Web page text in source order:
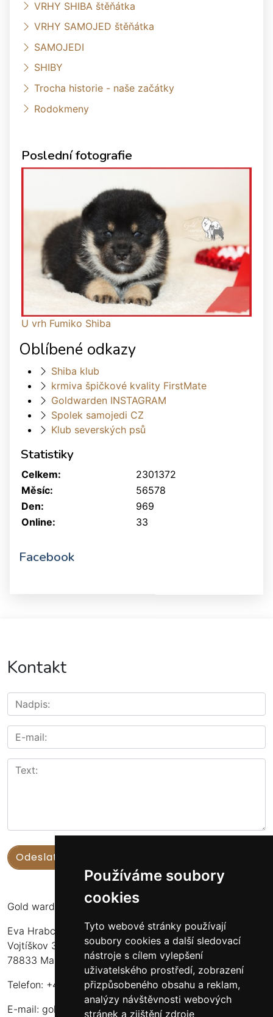
Používáme soubory
cookies
Tyto webové stránky používají
soubory cookies a další sledovací
nástroje s cílem vylepšení
uživatelského prostředí, zobrazení
přizpůsobeného obsahu a reklam,
analýzy návštěvnosti webových
stránek a zjištění zdroje
VRHY SHIBA štěňátka
VRHY SAMOJED štěňátka
SAMOJEDI
SHIBY
Trocha historie - naše začátky
Rodokmeny
Poslední fotografie
U vrh Fumiko Shiba
Oblíbené odkazy
Shiba klub
krmiva špičkové kvality FirstMate
Goldwarden INSTAGRAM
Spolek samojedi CZ
Klub severských psů
Statistiky
Online: 33
Celkem:
2301372
Měsíc:
56578
Den:
969
Facebook
Kontakt
Gold warden
Eva Hrabcová
Vojtíškov 3
78833 Malá Morava
Telefon: +420 777 549 171
E-mail: goldwarden@gmail.com